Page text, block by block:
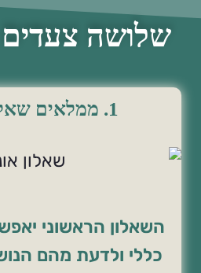
שלושה צעדים
1. ממלאים שאלון אונליין
השאלון הראשוני
כללי ולדעת מהם